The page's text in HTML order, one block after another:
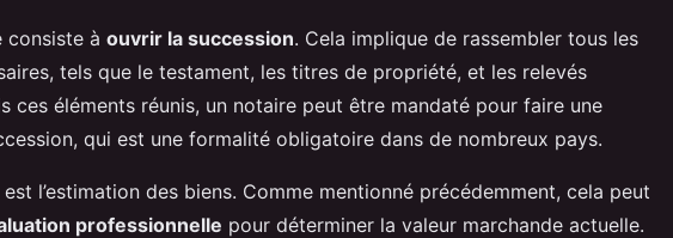
consiste à ouvrir la succession. Cela implique de rassembler tous les
tels que le testament, les titres de propriété, et les relevés
ces éléments réunis, un notaire peut être mandaté pour faire une
qui est une formalité obligatoire dans de nombreux pays.
l’estimation des biens. Comme mentionné précédemment, cela peut
professionnelle pour déterminer la valeur marchande actuelle.